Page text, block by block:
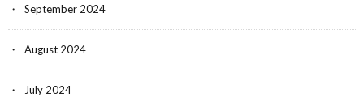
September 2024
August 2024
July 2024